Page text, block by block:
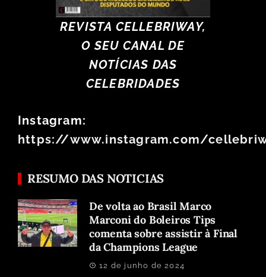
REVISTA CELLEBRIWAY,
O SEU CANAL DE
NOTÍCIAS DAS
CELEBRIDADES
Instagram:
https://www.instagram.com/
RESUMO DAS NOTICIAS
De volta ao Brasil Marco
Marconi do Boleiros Tips
comenta sobre assistir à Final
da Champions League
12 de junho de 2024